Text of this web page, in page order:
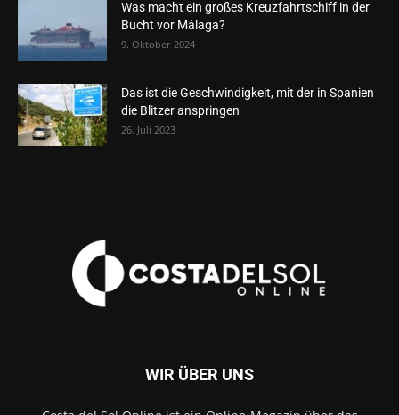
Was macht ein großes Kreuzfahrtschiff in der
Bucht vor Málaga?
9. Oktober 2024
Das ist die Geschwindigkeit, mit der in Spanien
die Blitzer anspringen
26. Juli 2023
WIR ÜBER UNS